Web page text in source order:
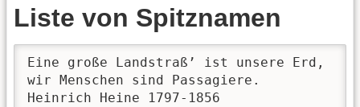
Liste von Spitznamen
Eine große Landstraß’ ist unsere Erd,
wir Menschen sind Passagiere.
Heinrich Heine 1797-1856